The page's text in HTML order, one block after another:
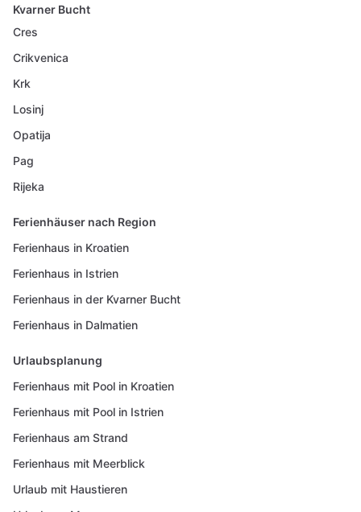
Kvarner Bucht
Cres
Crikvenica
Krk
Losinj
Opatija
Pag
Rijeka
Ferienhäuser nach Region
Ferienhaus in Kroatien
Ferienhaus in Istrien
Ferienhaus in der Kvarner Bucht
Ferienhaus in Dalmatien
Urlaubsplanung
Ferienhaus mit Pool in Kroatien
Ferienhaus mit Pool in Istrien
Ferienhaus am Strand
Ferienhaus mit Meerblick
Urlaub mit Haustieren